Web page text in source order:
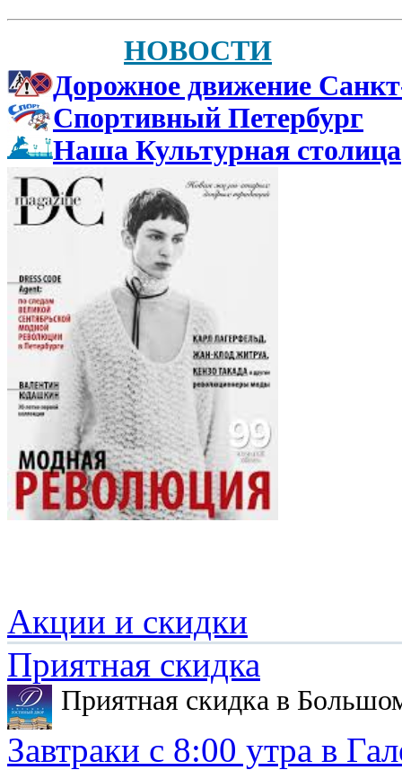
НОВОСТИ
Дорожное движение
Спортивный Петербург
Наша Культурная столица
Акции и скидки
Приятная скидка
Приятная скидка в
Завтраки с 8:00 утра в